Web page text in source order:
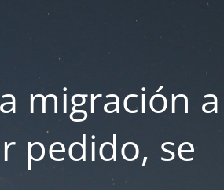
migración a
pedido, se